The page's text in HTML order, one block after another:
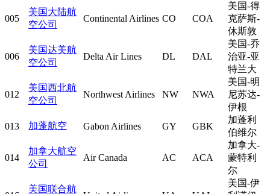
005
美国大陆航
空公司
Continental Airlines CO COA
美国-得
克萨斯-
休斯敦
006
美国达美航
空公司
Delta Air Lines DL DAL
美国-乔
治亚-亚
特兰大
012
美国西北航
空公司
Northwest Airlines NW NWA
美国-明
尼苏达-
伊根
013
加蓬航空 Gabon Airlines GY GBK
加蓬利
伯维尔
014
加拿大航空
公司
Air Canada AC ACA
加拿大-
蒙特利
尔
美国联合航
美国-伊